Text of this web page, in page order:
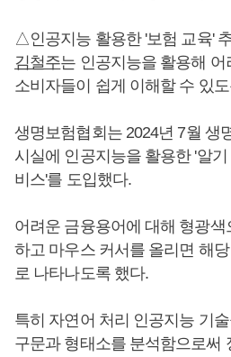
△인공지능 활용한 '보험 교육'
김철주는 인공지능을 활용해
소비자들이 쉽게 이해할 수 있
생명보험협회는 2024년 7월 생
시실에 인공지능을 활용한 '알
비스'를 도입했다.
어려운 금융용어에 대해 형광
하고 마우스 커서를 올리면 해
로 나타나도록 했다.
특히 자연어 처리 인공지능 기
구문과 형태소를 분석함으로써